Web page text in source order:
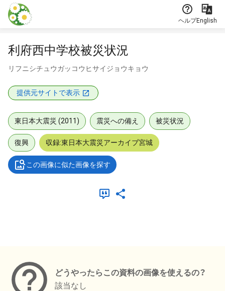
本文に飛ぶ
ヘルプEnglish
利府西中学校被災状況
リフニシチュウガッコウヒサイジョウキョウ
提供元サイトで表示
東日本大震災 (2011) 震災への備え 被災状況
復興 収録:東日本大震災アーカイブ宮城
この画像に似た画像を探す
どうやったらこの資料の画像を使えるの？
該当なし